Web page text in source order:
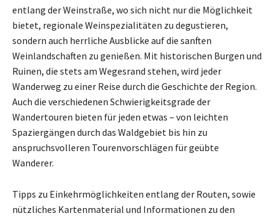
entlang der Weinstraße, wo sich nicht nur die Möglichkeit
bietet, regionale Weinspezialitäten zu degustieren,
sondern auch herrliche Ausblicke auf die sanften
Weinlandschaften zu genießen. Mit historischen Burgen und
Ruinen, die stets am Wegesrand stehen, wird jeder
Wanderweg zu einer Reise durch die Geschichte der Region.
Auch die verschiedenen Schwierigkeitsgrade der
Wandertouren bieten für jeden etwas – von leichten
Spaziergängen durch das Waldgebiet bis hin zu
anspruchsvolleren Tourenvorschlägen für geübte
Wanderer.
Tipps zu Einkehrmöglichkeiten entlang der Routen, sowie
nützliches Kartenmaterial und Informationen zu den